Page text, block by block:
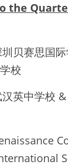
the
贝赛思国
校
英中学校